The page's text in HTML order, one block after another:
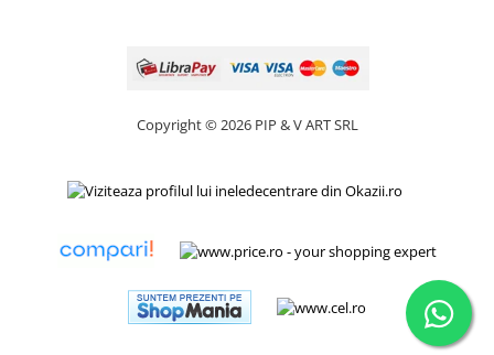
Copyright © 2026 PIP & V ART SRL